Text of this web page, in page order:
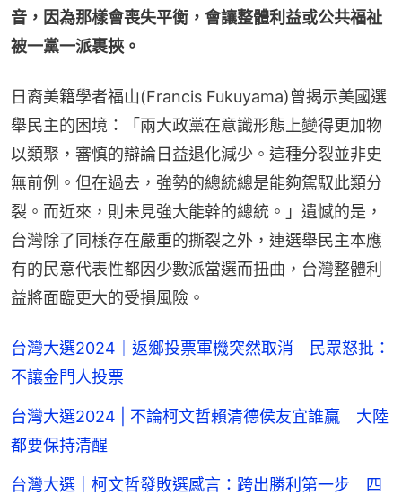
音，因為那樣會喪失平衡，會讓整體利益或公共福祉
被一黨一派裹挾。
日裔美籍學者福山(Francis Fukuyama)曾揭示美國選
舉民主的困境：「兩大政黨在意識形態上變得更加物
以類聚，審慎的辯論日益退化減少。這種分裂並非史
無前例。但在過去，強勢的總統總是能夠駕馭此類分
裂。而近來，則未見強大能幹的總統。」遺憾的是，
台灣除了同樣存在嚴重的撕裂之外，連選舉民主本應
有的民意代表性都因少數派當選而扭曲，台灣整體利
益將面臨更大的受損風險。
台灣大選2024｜返鄉投票軍機突然取消 民眾怒批：
不讓金門人投票
台灣大選2024 | 不論柯文哲賴清德侯友宜誰贏 大陸
都要保持清醒
台灣大選｜柯文哲發敗選感言：跨出勝利第一步 四